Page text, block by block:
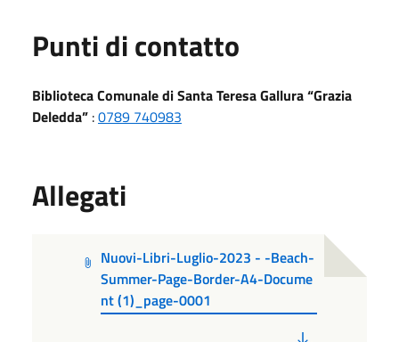
Punti di contatto
Biblioteca Comunale di Santa Teresa Gallura “Grazia
Deledda” :0789 740983
Allegati
Nuovi-Libri-Luglio-2023 - -Beach-
Summer-Page-Border-A4-Docume
nt (1)_page-0001